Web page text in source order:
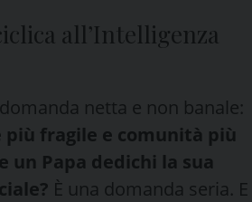
all’Intelligenza
netta e non banale:
più fragile e comunità più
un Papa dedichi la sua
È una domanda seria. E